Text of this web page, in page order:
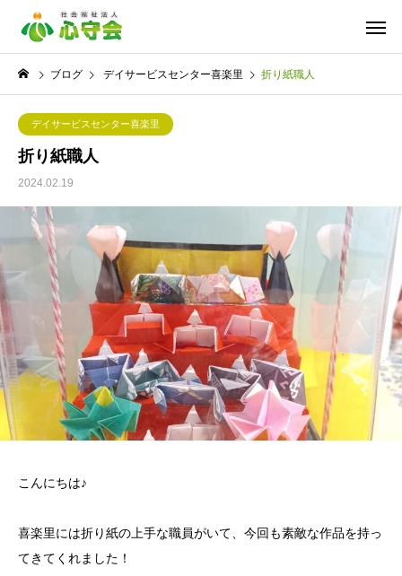
ブログ デイサービスセンター喜楽里 折り紙職人
デイサービスセンター喜楽里
折り紙職人
2024.02.19
こんにちは♪
喜楽里には折り紙の上手な職員がいて、今回も素敵な作品を持っ
てきてくれました！